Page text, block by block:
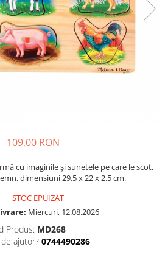
109,00 RON
cu imaginile și sunetele pe care le scot,
dimensiuni 29.5 x 22 x 2.5 cm.
STOC EPUIZAT
Miercuri, 12.08.2026
Produs: MD268
ajutor? 0744490286